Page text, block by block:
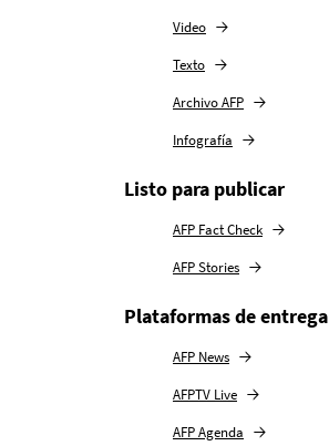
Video
Texto
Archivo AFP
Infografía
Listo para publicar
AFP Fact Check
AFP Stories
Plataformas de entrega
AFP News
AFPTV Live
AFP Agenda